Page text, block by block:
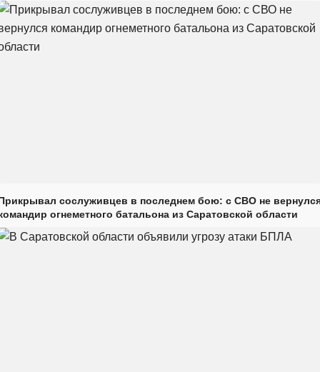
сослуживцев в последнем бою: с СВО не
огнеметного батальона из Саратовской области